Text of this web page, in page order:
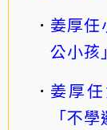
姜厚任
公小孩
姜厚
「不